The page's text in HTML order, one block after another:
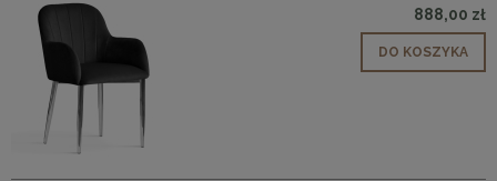
888,00 zł
DO KOSZYKA